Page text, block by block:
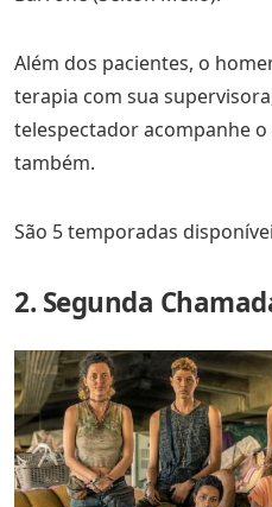
Além dos pacientes, o
terapia com sua
telespectador acompanhe
também.
São 5 temporadas
2. Segunda